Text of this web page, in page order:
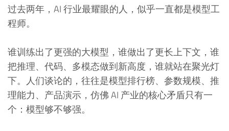
过去两年，AI 行业最耀眼的人，似乎一直都是模型工
程师。
谁训练出了更强的大模型，谁做出了更长上下文，谁
把推理、代码、多模态做到新高度，谁就站在聚光灯
下。人们谈论的，往往是模型排行榜、参数规模、推
理能力、产品演示，仿佛 AI 产业的核心矛盾只有一
个：模型够不够强。